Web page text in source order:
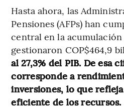
Hasta ahora, las
Pensiones (AFPs) han
central en la
gestionaron COP$464,9
al 27,3% del PIB. De esa
corresponde a
inversiones, lo que
eficiente de los recursos.